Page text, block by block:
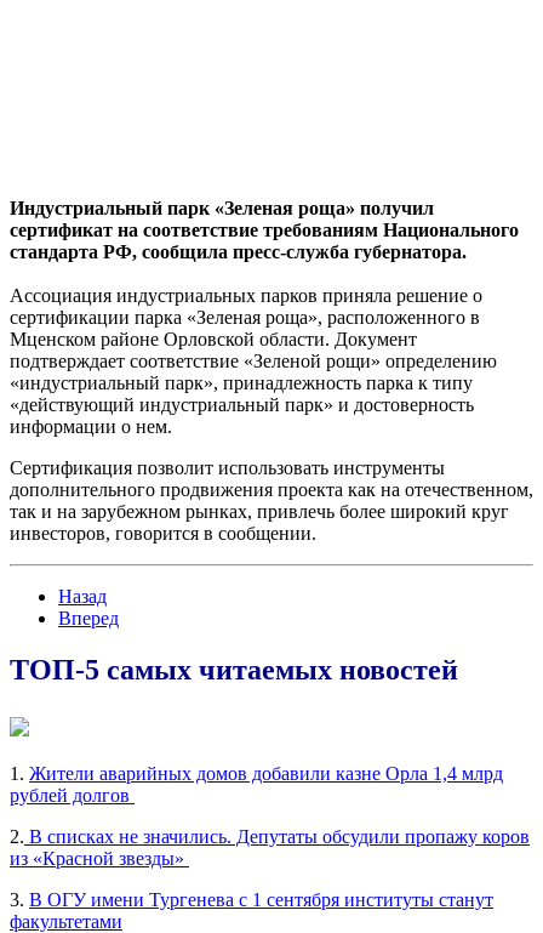
Индустриальный парк «Зеленая роща» получил
сертификат на соответствие требованиям Национального
стандарта РФ, сообщила пресс-служба губернатора.
Ассоциация индустриальных парков приняла решение о
сертификации парка «Зеленая роща», расположенного в
Мценском районе Орловской области. Документ
подтверждает соответствие «Зеленой рощи» определению
«индустриальный парк», принадлежность парка к типу
«действующий индустриальный парк» и достоверность
информации о нем.
Сертификация позволит использовать инструменты
дополнительного продвижения проекта как на отечественном,
так и на зарубежном рынках, привлечь более широкий круг
инвесторов, говорится в сообщении.
Назад
Вперед
ТОП-5 самых читаемых новостей
1. Жители аварийных домов добавили казне Орла 1,4 млрд
рублей долгов
2. В списках не значились. Депутаты обсудили пропажу коров
из «Красной звезды»
3. В ОГУ имени Тургенева с 1 сентября институты станут
факультетами